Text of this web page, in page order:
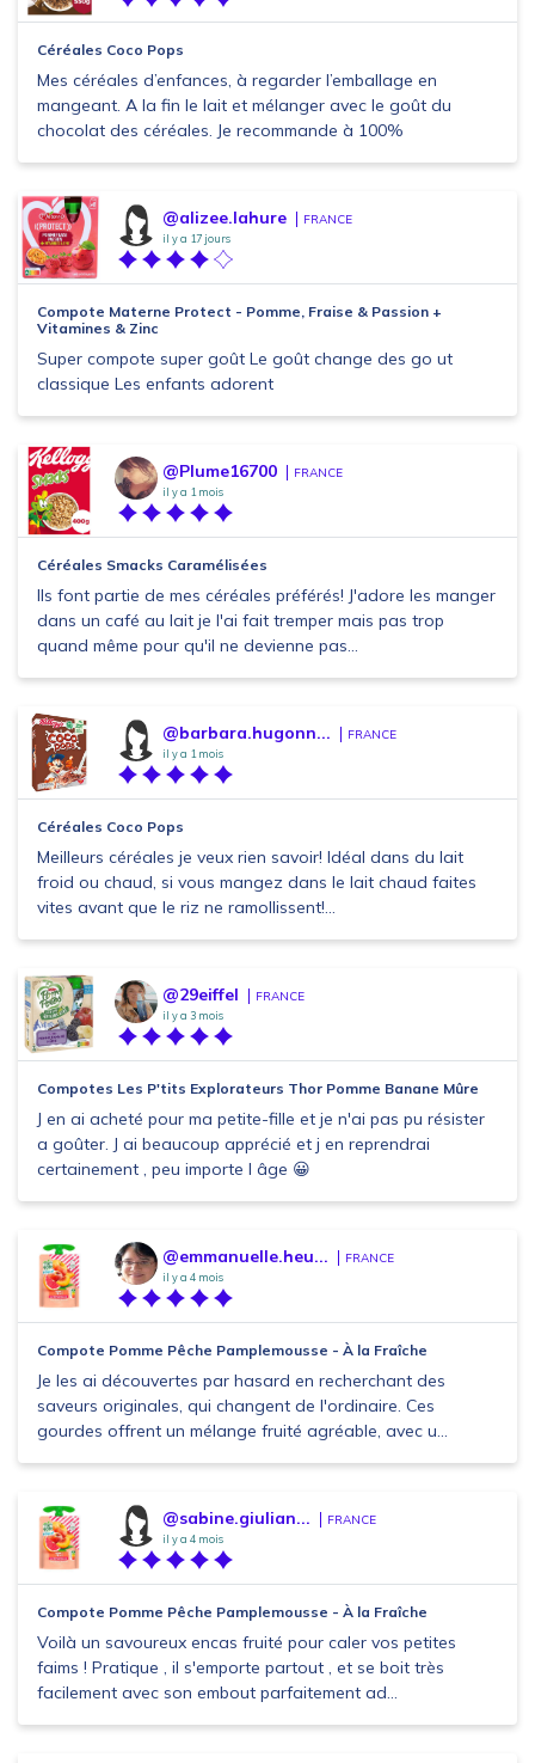
Céréales Coco Pops
Mes céréales d’enfances, à regarder l’emballage en
mangeant. A la fin le lait et mélanger avec le goût du
chocolat des céréales. Je recommande à 100%
@alizee.lahure FRANCE
il y a 17 jours
Compote Materne Protect - Pomme, Fraise & Passion +
Vitamines & Zinc
Super compote super goût Le goût change des go ut
classique Les enfants adorent
@Plume16700 FRANCE
il y a 1 mois
Céréales Smacks Caramélisées
Ils font partie de mes céréales préférés! J'adore les manger
dans un café au lait je l'ai fait tremper mais pas trop
quand même pour qu'il ne devienne pas...
@barbara.hugonn... FRANCE
il y a 1 mois
Céréales Coco Pops
Meilleurs céréales je veux rien savoir! Idéal dans du lait
froid ou chaud, si vous mangez dans le lait chaud faites
vites avant que le riz ne ramollissent!...
@29eiffel FRANCE
il y a 3 mois
Compotes Les P'tits Explorateurs Thor Pomme Banane Mûre
J en ai acheté pour ma petite-fille et je n'ai pas pu résister
a goûter. J ai beaucoup apprécié et j en reprendrai
certainement , peu importe l âge 😀
@emmanuelle.heu... FRANCE
il y a 4 mois
Compote Pomme Pêche Pamplemousse - À la Fraîche
Je les ai découvertes par hasard en recherchant des
saveurs originales, qui changent de l'ordinaire. Ces
gourdes offrent un mélange fruité agréable, avec u...
@sabine.giulian... FRANCE
il y a 4 mois
Compote Pomme Pêche Pamplemousse - À la Fraîche
Voilà un savoureux encas fruité pour caler vos petites
faims ! Pratique , il s'emporte partout , et se boit très
facilement avec son embout parfaitement ad...